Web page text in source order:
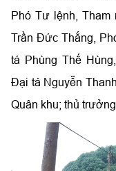
Phó Tư lệnh,
Trần Đức Thắng,
tá Phùng Thế
Đại tá Nguyễn
Quân khu; thủ